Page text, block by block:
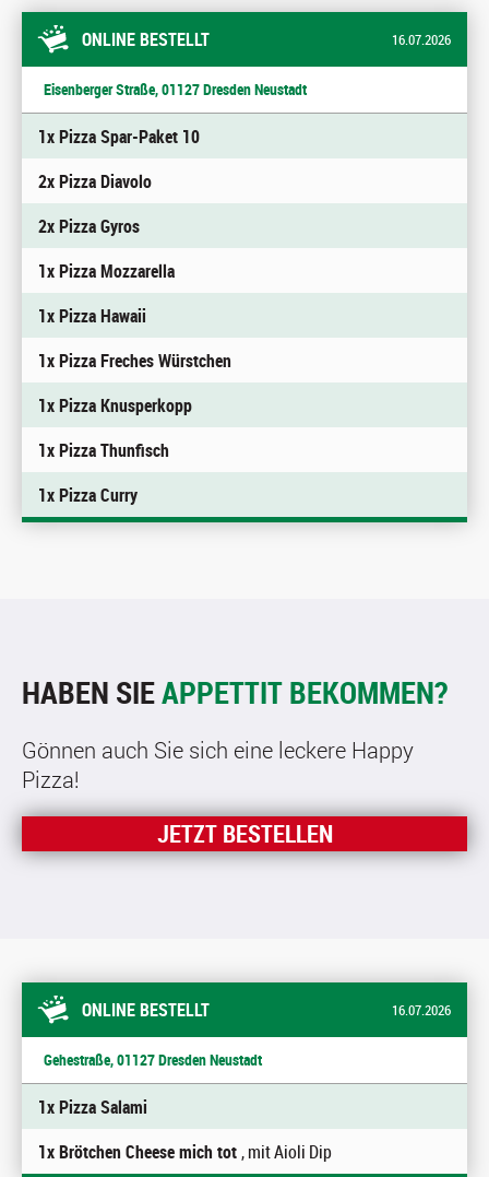
ONLINE BESTELLT 16.07.2026
Eisenberger Straße, 01127 Dresden Neustadt
1x Pizza Spar-Paket 10
2x Pizza Diavolo
2x Pizza Gyros
1x Pizza Mozzarella
1x Pizza Hawaii
1x Pizza Freches Würstchen
1x Pizza Knusperkopp
1x Pizza Thunfisch
1x Pizza Curry
HABEN SIEAPPETTIT BEKOMMEN?
Gönnen auch Sie sich eine leckere Happy
Pizza!
JETZT BESTELLEN
ONLINE BESTELLT 16.07.2026
Gehestraße, 01127 Dresden Neustadt
1x Pizza Salami
1x Brötchen Cheese mich tot, mit Aioli Dip